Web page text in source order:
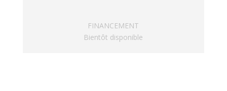
FINANCEMENT
Bientôt disponible